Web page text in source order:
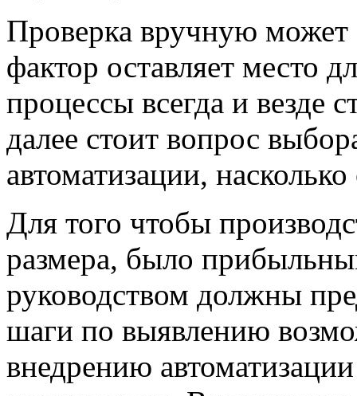
Проверка вручную может
фактор оставляет место
процессы всегда и везде
далее стоит вопрос
автоматизации,
Для того чтобы
размера, было
руководством должны
шаги по выявлению
внедрению